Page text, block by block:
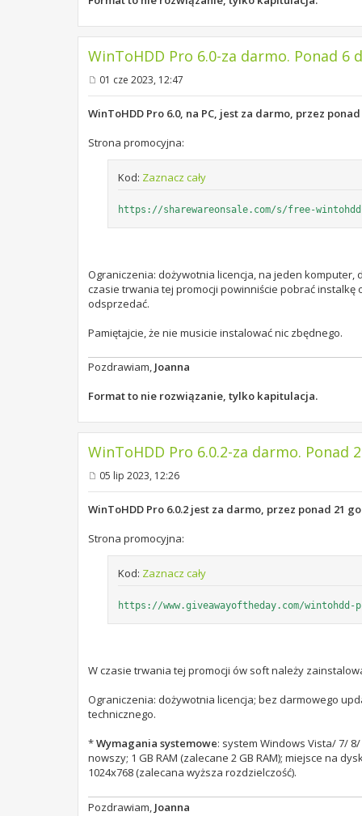
WinToHDD Pro 6.0-za darmo. Ponad 6
o
s
01 cze 2023, 12:47
WinToHDD Pro 6.0, na PC, jest za darmo, przez
Strona promocyjna:
Kod: Zaznacz cały
https://sharewareonsale.com/s/free-
Ograniczenia: dożywotnia licencja, na jeden
czasie trwania tej promocji powinniście pobrać
odsprzedać.
Pamiętajcie, że nie musicie instalować nic zbędnego.
Pozdrawiam, Joanna
Format to nie rozwiązanie, tylko kapitulacja.
WinToHDD Pro 6.0.2-za darmo. Ponad
o
s
05 lip 2023, 12:26
WinToHDD Pro 6.0.2 jest za darmo, przez ponad 21
Strona promocyjna:
Kod: Zaznacz cały
https://www.giveawayoftheday.com/
W czasie trwania tej promocji ów soft należy
Ograniczenia: dożywotnia licencja; bez darmowego
technicznego.
*Wymagania systemowe: system Windows Vista/ 7/
nowszy; 1 GB RAM (zalecane 2 GB RAM); miejsce na
1024x768 (zalecana wyższa rozdzielczość).
Pozdrawiam, Joanna